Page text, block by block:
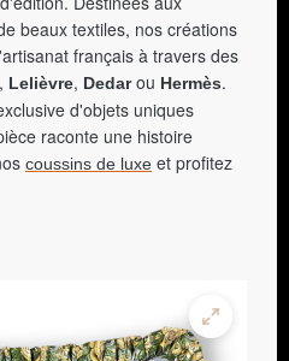
beaux textiles, nos créations
français à travers des
, Lelièvre, Dedarou Hermès.
d'objets uniques
raconte une histoire
coussins de luxe et profitez